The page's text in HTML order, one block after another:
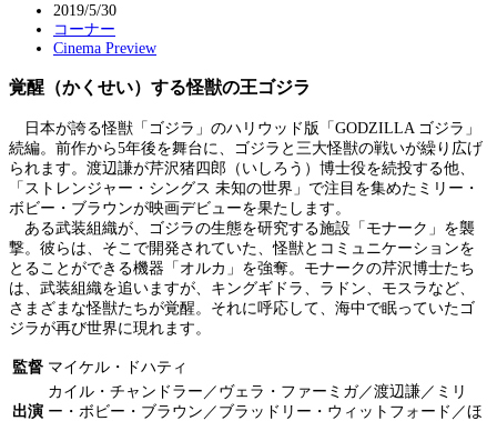
2019/5/30
コーナー
Cinema Preview
覚醒（かくせい）する怪獣の王ゴジラ
日本が誇る怪獣「ゴジラ」のハリウッド版「GODZILLA ゴジラ」
続編。前作から5年後を舞台に、ゴジラと三大怪獣の戦いが繰り広げ
られます。渡辺謙が芹沢猪四郎（いしろう）博士役を続投する他、
「ストレンジャー・シングス 未知の世界」で注目を集めたミリー・
ボビー・ブラウンが映画デビューを果たします。
ある武装組織が、ゴジラの生態を研究する施設「モナーク」を襲
撃。彼らは、そこで開発されていた、怪獣とコミュニケーションを
とることができる機器「オルカ」を強奪。モナークの芹沢博士たち
は、武装組織を追いますが、キングギドラ、ラドン、モスラなど、
さまざまな怪獣たちが覚醒。それに呼応して、海中で眠っていたゴ
ジラが再び世界に現れます。
監督 マイケル・ドハティ
出演
カイル・チャンドラー／ヴェラ・ファーミガ／渡辺謙／ミリ
ー・ボビー・ブラウン／ブラッドリー・ウィットフォード／ほ